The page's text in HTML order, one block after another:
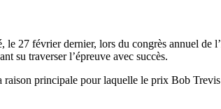
27 février dernier, lors du congrès annuel
su traverser l’épreuve avec succès.
principale pour laquelle le prix Bob